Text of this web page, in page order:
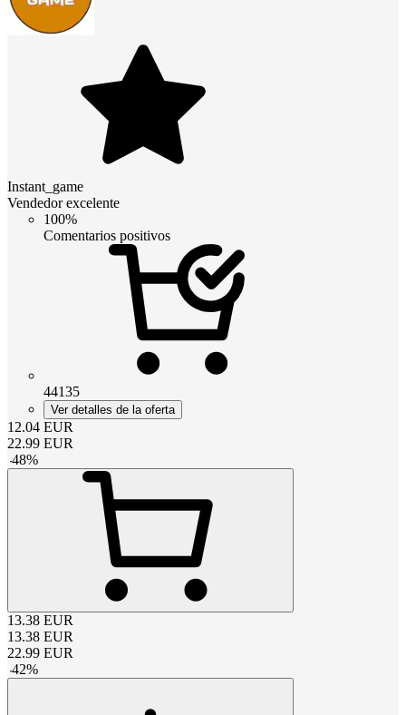
Instant_game
Vendedor excelente
100%
Comentarios positivos
44135
Ver detalles de la oferta
12.04 EUR
22.99 EUR
-48%
13.38 EUR
13.38 EUR
22.99 EUR
-42%